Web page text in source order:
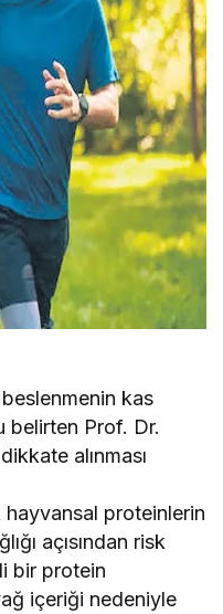
kas
belirten Prof. Dr.
alınması
proteinlerin
açısından risk
bir protein
içeriği nedeniyle